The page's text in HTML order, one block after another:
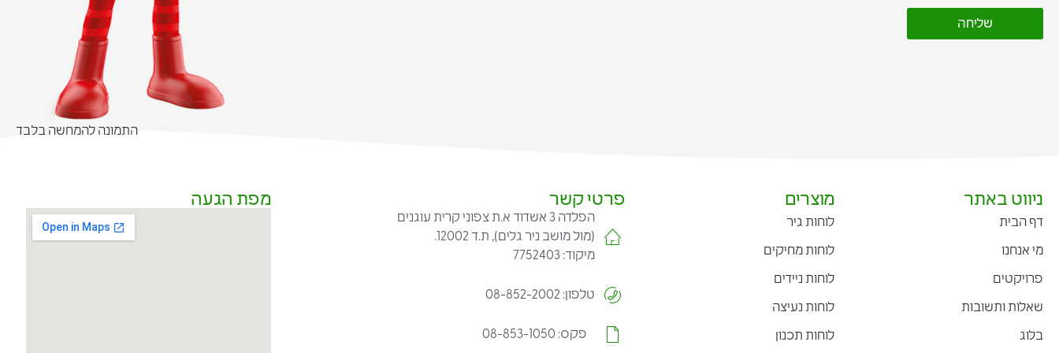
שליחה
התמונה להמחשה בלבד
ניווט באתר
דף הבית
מי אנחנו
פרויקטים
שאלות ותשובות
בלוג
מוצרים
לוחות גיר
לוחות מחיקים
לוחות ניידים
לוחות נעיצה
לוחות תכנון
פרטי קשר
הפלדה 3 אשדוד א.ת צפוני קרית עוגנים
(מול מושב ניר גלים), ת.ד 12002.
מיקוד: 7752403
טלפון: 08-852-2002
פקס: 08-853-1050
מפת הגעה